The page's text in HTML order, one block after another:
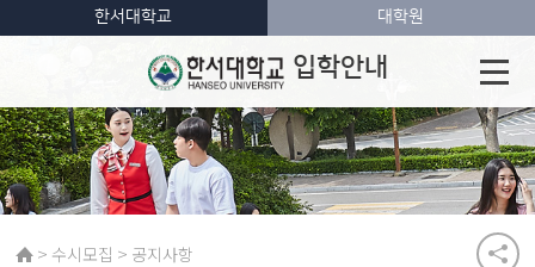
입학안내
한서대학교 대학원
> 수시모집 > 공지사항